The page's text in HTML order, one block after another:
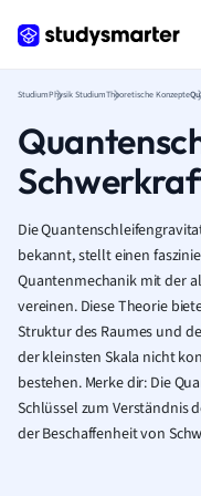
StudiumPhysik StudiumTheoretische Konzepte
Die
bekannt, stellt einen
Quantenmechanik mit der
vereinen. Diese Theorie
Struktur des Raumes und
der kleinsten Skala nicht
bestehen. Merke dir: Die
Schlüssel zum Verständnis
der Beschaffenheit von